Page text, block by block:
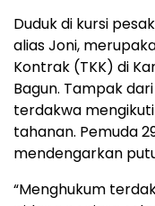
Duduk di kursi
alias Joni,
Kontrak (TKK) di
Bagun. Tampak
terdakwa
tahanan. Pemuda
mendengarkan
“Menghukum